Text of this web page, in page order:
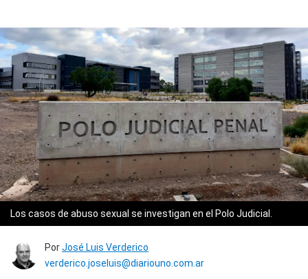
Los casos de abuso sexual se investigan en el Polo Judicial.
PorJosé Luis Verderico
verderico.joseluis@diariouno.com.ar